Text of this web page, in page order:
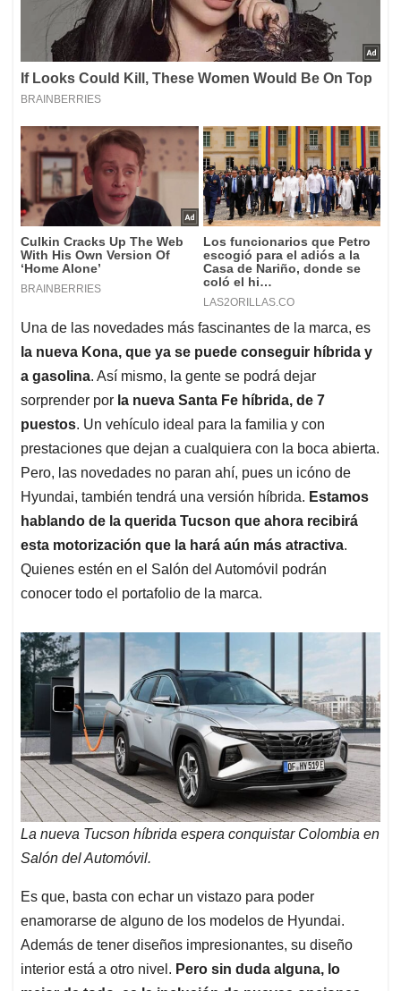
Una de las novedades más fascinantes de la marca, es
la nueva Kona, que ya se puede conseguir híbrida y
a gasolina. Así mismo, la gente se podrá dejar
sorprender por la nueva Santa Fe híbrida, de 7
puestos. Un vehículo ideal para la familia y con
prestaciones que dejan a cualquiera con la boca abierta.
Pero, las novedades no paran ahí, pues un icóno de
Hyundai, también tendrá una versión híbrida. Estamos
hablando de la querida Tucson que ahora recibirá
esta motorización que la hará aún más atractiva.
Quienes estén en el Salón del Automóvil podrán
conocer todo el portafolio de la marca.
La nueva Tucson híbrida espera conquistar Colombia en
Salón del Automóvil.
Es que, basta con echar un vistazo para poder
enamorarse de alguno de los modelos de Hyundai.
Además de tener diseños impresionantes, su diseño
interior está a otro nivel. Pero sin duda alguna, lo